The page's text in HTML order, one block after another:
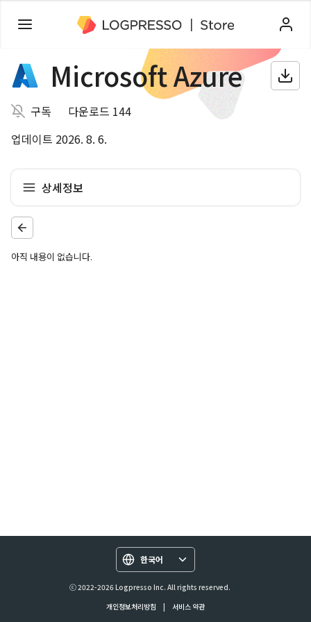
Microsoft Azure
구독
다운로드 144
업데이트 2026. 8. 6.
상세정보
아직 내용이 없습니다.
한국어
ⓒ 2022-2026 Logpresso Inc. All rights reserved.
개인정보처리방침
| 서비스 약관